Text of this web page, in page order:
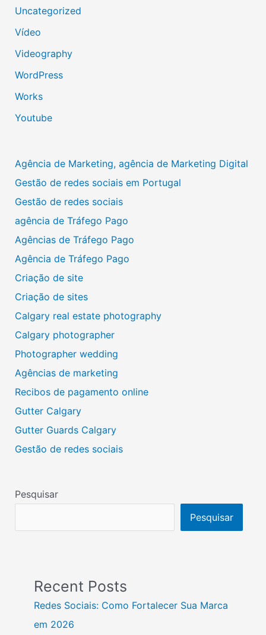
Uncategorized
Vídeo
Videography
WordPress
Works
Youtube
Agência de Marketing, agência de Marketing Digital
Gestão de redes sociais em Portugal
Gestão de redes sociais
agência de Tráfego Pago
Agências de Tráfego Pago
Agência de Tráfego Pago
Criação de site
Criação de sites
Calgary real estate photography
Calgary photographer
Photographer wedding
Agências de marketing
Recibos de pagamento online
Gutter Calgary
Gutter Guards Calgary
Gestão de redes sociais
Pesquisar
Pesquisar
Recent Posts
Redes Sociais: Como Fortalecer Sua Marca
em 2026